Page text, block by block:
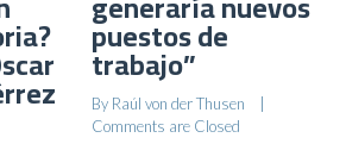
puestos de
trabajo”
By Raúl von der Thusen
Comments are Closed